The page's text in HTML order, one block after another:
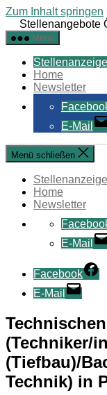
Zum Inhalt springen
Stellenangebote
Menü
Home
Newsletter
E-Mail
Menü schließen
Home
Newsletter
E-Mail
Facebook
E-Mail
(Techniker/
(Tiefbau)/
Technik) in